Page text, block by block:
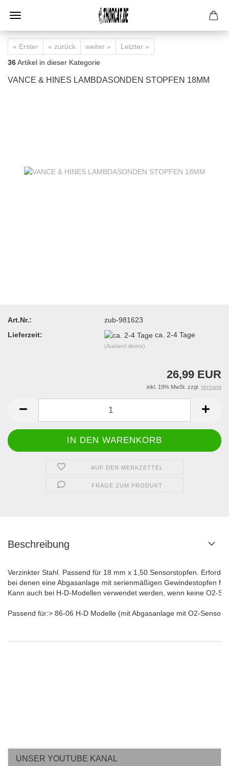
« Erster « zurück weiter »
Letzter »
36Artikel in dieser Kategorie
VANCE & HINES LAMBDASONDEN STOPFEN 18MM
Art.Nr.:
zub-981623
Lieferzeit:
ca. 2-4 Tage
(Ausland divers)
26,99 EUR
inkl. 19% MwSt. zzgl. Versand
AUF DEN MERKZETTEL
FRAGE ZUM PRODUKT
Beschreibung
Verzinkter Stahl. Passend für 18 mm x 1,50 Sensorstopfen.
bei denen eine Abgasanlage mit serienmäßigen Gewindestopfen
Kann auch bei H-D-Modellen verwendet werden, wenn keine O2-
Passend für:> 86-06 H-D Modelle (mit Abgasanlage mit O2-
UNSER YOUTUBE KANAL